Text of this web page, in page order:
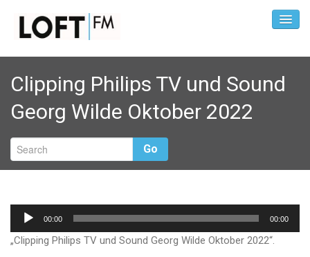
Clipping Philips TV und Sound
Georg Wilde Oktober 2022
Go
Audio-
00:00 00:00
„Clipping Philips TV und Sound Georg Wilde Oktober 2022“.